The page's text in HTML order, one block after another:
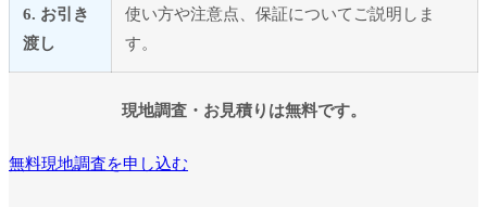
6. お引き
渡し
使い方や注意点、保証についてご説明しま
す。
現地調査・お見積りは無料です。
無料現地調査を申し込む